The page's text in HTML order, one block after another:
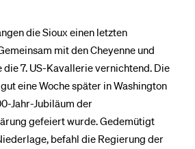
die Sioux einen letzten
mit den Cheyenne und
die 7. US-Kavallerie vernichtend. Die
eine Woche später in Washington
Jahr-Jubiläum der
gefeiert wurde. Gedemütigt
befahl die Regierung der